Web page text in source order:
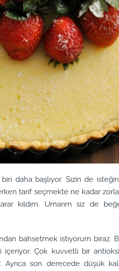
biri daha başlıyor. Sizin de
tarif seçmekte ne kadar
kıldım. Umarım siz de
bahsetmek istiyorum biraz.
içeriyor. Çok kuvvetli bir
Ayrıca son derecede düşük